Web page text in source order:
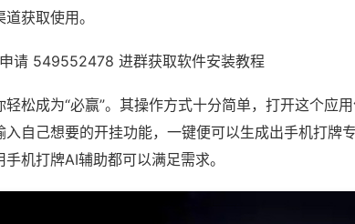
获取使用。
请 549552478 进群获取软件安装教程
松成为“必赢”。其操作方式十分简单，打开这个应
入自己想要的开挂功能，一键便可以生成出手机打牌
机打牌AI辅助都可以满足需求。